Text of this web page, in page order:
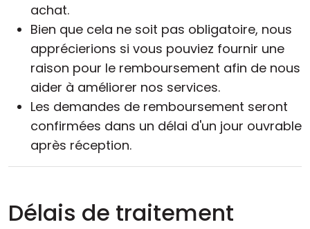
achat.
Bien que cela ne soit pas obligatoire, nous
apprécierions si vous pouviez fournir une
raison pour le remboursement afin de nous
aider à améliorer nos services.
Les demandes de remboursement seront
confirmées dans un délai d'un jour ouvrable
après réception.
Délais de traitement